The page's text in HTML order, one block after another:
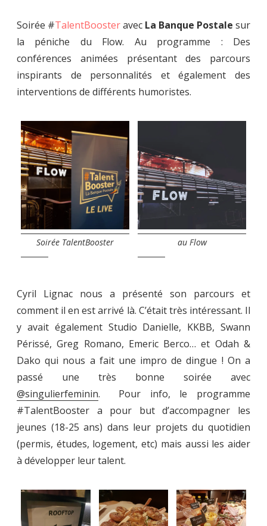
Soirée #TalentBoosteravec La Banque Postale sur
la péniche du Flow.
Au programme : Des
conférences animées présentant des parcours
inspirants de personnalités et également des
interventions de différents humoristes.
Soirée TalentBooster au Flow
Cyril Lignac nous a présenté son parcours et
comment il en est arrivé là. C’était très intéressant. Il
y avait également Studio Danielle, KKBB, Swann
Périssé, Greg Romano, Emeric Berco… et Odah &
Dako qui nous a fait une impro de dingue ! On a
passé une très bonne soirée avec
@singulierfeminin. Pour info, le programme
#TalentBooster a pour but d’accompagner les
jeunes (18-25 ans) dans leur projets du quotidien
(permis, études, logement, etc) mais aussi les aider
à développer leur talent.